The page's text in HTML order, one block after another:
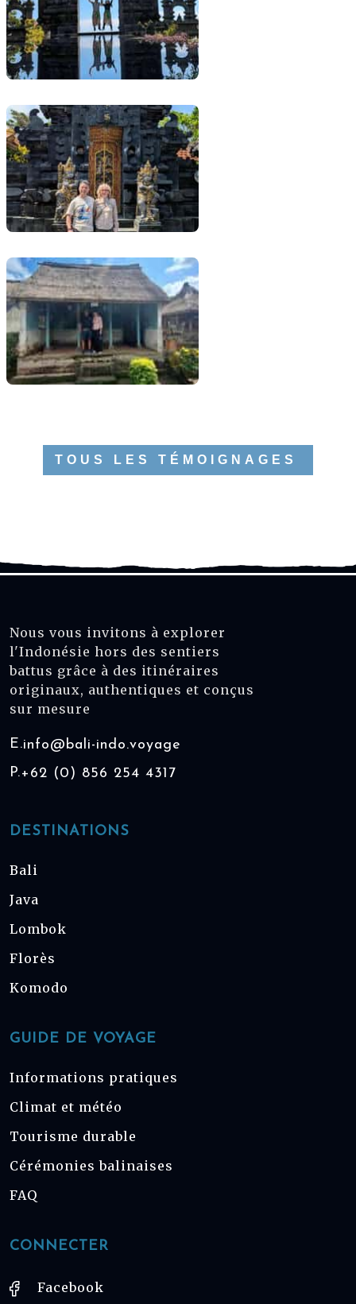
TOUS LES TÉMOIGNAGES
Nous vous invitons à explorer
l'Indonésie hors des sentiers
battus grâce à des itinéraires
originaux, authentiques et conçus
sur mesure
E.info@bali-indo.voyage
P.+62 (0) 856 254 4317
DESTINATIONS
Bali
Java
Lombok
Florès
Komodo
GUIDE DE VOYAGE
Informations pratiques
Climat et météo
Tourisme durable
Cérémonies balinaises
FAQ
CONNECTER
Facebook